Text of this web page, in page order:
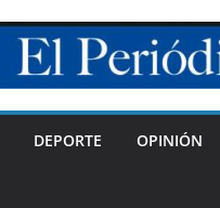
DEPORTE OPINIÓN